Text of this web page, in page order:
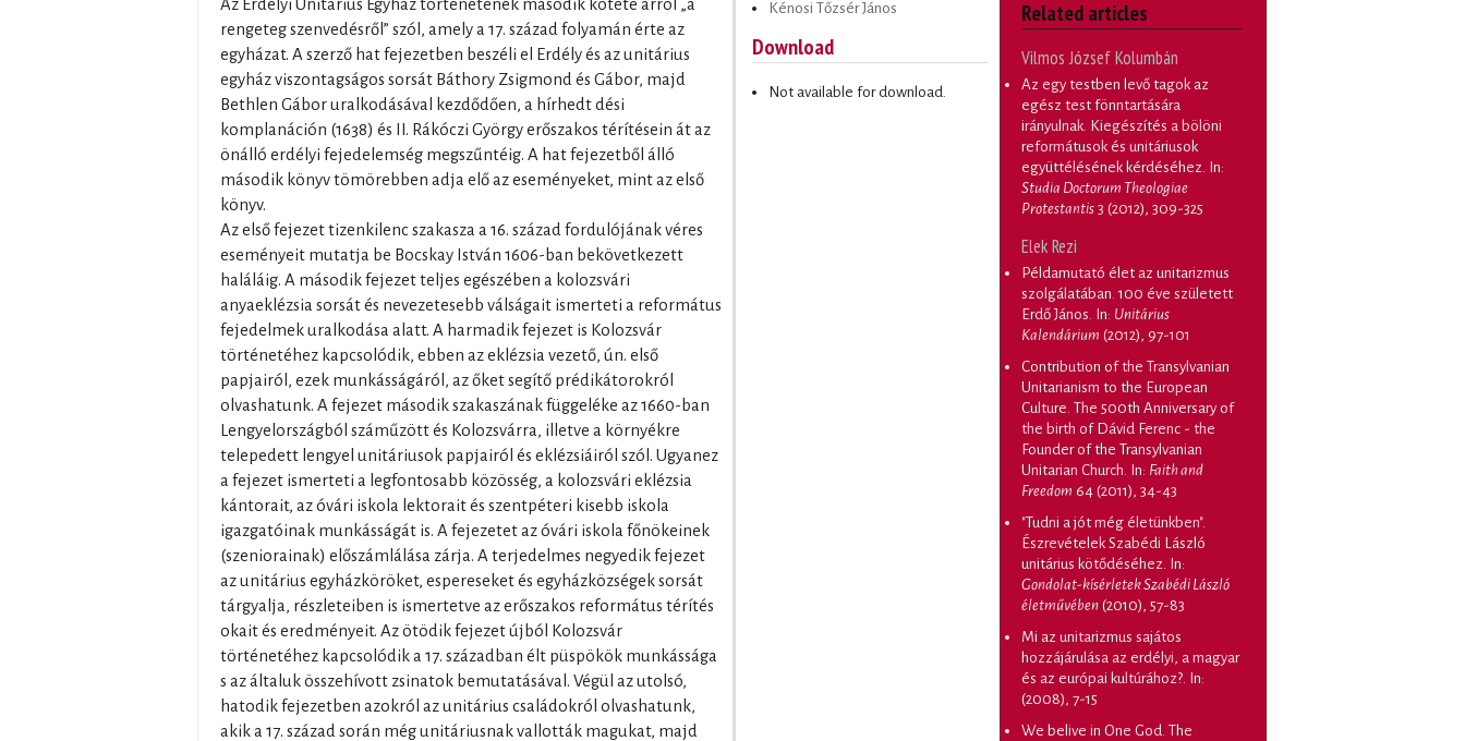
Az Erdélyi Unitárius Egyház történetének második kötete arról „a
rengeteg szenvedésről” szól, amely a 17. század folyamán érte az
egyházat. A szerző hat fejezetben beszéli el Erdély és az unitárius
egyház viszontagságos sorsát Báthory Zsigmond és Gábor, majd
Bethlen Gábor uralkodásával kezdődően, a hírhedt dési
komplanáción (1638) és II. Rákóczi György erőszakos térítésein át az
önálló erdélyi fejedelemség megszűntéig. A hat fejezetből álló
második könyv tömörebben adja elő az eseményeket, mint az első
könyv.
Az első fejezet tizenkilenc szakasza a 16. század fordulójának véres
eseményeit mutatja be Bocskay István 1606-ban bekövetkezett
haláláig. A második fejezet teljes egészében a kolozsvári
anyaeklézsia sorsát és nevezetesebb válságait ismerteti a református
fejedelmek uralkodása alatt. A harmadik fejezet is Kolozsvár
történetéhez kapcsolódik, ebben az eklézsia vezető, ún. első
papjairól, ezek munkásságáról, az őket segítő prédikátorokról
olvashatunk. A fejezet második szakaszának függeléke az 1660-ban
Lengyelországból száműzött és Kolozsvárra, illetve a környékre
telepedett lengyel unitáriusok papjairól és eklézsiáiról szól. Ugyanez
a fejezet ismerteti a legfontosabb közösség, a kolozsvári eklézsia
kántorait, az óvári iskola lektorait és szentpéteri kisebb iskola
igazgatóinak munkásságát is. A fejezetet az óvári iskola főnökeinek
(szeniorainak) előszámlálása zárja. A terjedelmes negyedik fejezet
az unitárius egyházköröket, espereseket és egyházközségek sorsát
tárgyalja, részleteiben is ismertetve az erőszakos református térítés
okait és eredményeit. Az ötödik fejezet újból Kolozsvár
történetéhez kapcsolódik a 17. században élt püspökök munkássága
s az általuk összehívott zsinatok bemutatásával. Végül az utolsó,
hatodik fejezetben azokról az unitárius családokról olvashatunk,
akik a 17. század során még unitáriusnak vallották magukat, majd
Kénosi Tőzsér János
Download
Not available for download.
Related articles
Vilmos József Kolumbán
Az egy testben levő tagok az
egész test fönntartására
irányulnak. Kiegészítés a bölöni
reformátusok és unitáriusok
együttélésének kérdéséhez . In:
Studia Doctorum Theologiae
Protestantis 3 (2012), 309-325
Elek Rezi
Példamutató élet az unitarizmus
szolgálatában. 100 éve született
Erdő János. In: Unitárius
Kalendárium (2012), 97-101
Contribution of the Transylvanian
Unitarianism to the European
Culture. The 500th Anniversary of
the birth of Dávid Ferenc - the
Founder of the Transylvanian
Unitarian Church. In: Faith and
Freedom 64 (2011), 34-43
"Tudni a jót még életünkben".
Észrevételek Szabédi László
unitárius kötődéséhez. In:
Gondolat-kísérletek Szabédi László
életművében (2010), 57-83
Mi az unitarizmus sajátos
hozzájárulása az erdélyi, a magyar
és az európai kultúrához?. In:
(2008), 7-15
We belive in One God. The